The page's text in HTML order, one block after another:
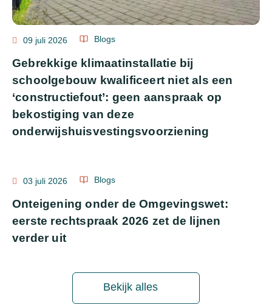
09 juli 2026 Blogs
Gebrekkige klimaatinstallatie bij
schoolgebouw kwalificeert niet als een
‘constructiefout’: geen aanspraak op
bekostiging van deze
onderwijshuisvestingsvoorziening
03 juli 2026 Blogs
Onteigening onder de Omgevingswet:
eerste rechtspraak 2026 zet de lijnen
verder uit
Bekijk alles